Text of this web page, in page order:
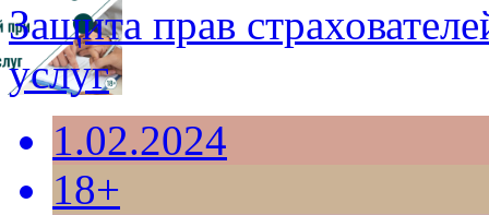
Защита прав
услуг
1.02.2024
18+